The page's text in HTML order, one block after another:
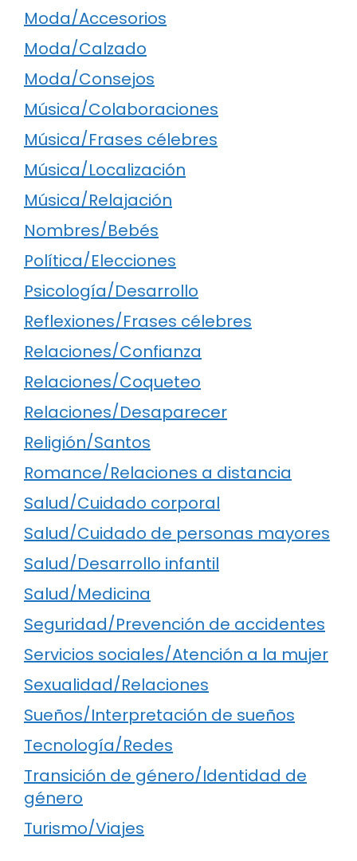
Moda/Accesorios
Moda/Calzado
Moda/Consejos
Música/Colaboraciones
Música/Frases célebres
Música/Localización
Música/Relajación
Nombres/Bebés
Política/Elecciones
Psicología/Desarrollo
Reflexiones/Frases célebres
Relaciones/Confianza
Relaciones/Coqueteo
Relaciones/Desaparecer
Religión/Santos
Romance/Relaciones a distancia
Salud/Cuidado corporal
Salud/Cuidado de personas mayores
Salud/Desarrollo infantil
Salud/Medicina
Seguridad/Prevención de accidentes
Servicios sociales/Atención a la mujer
Sexualidad/Relaciones
Sueños/Interpretación de sueños
Tecnología/Redes
Transición de género/Identidad de
género
Turismo/Viajes